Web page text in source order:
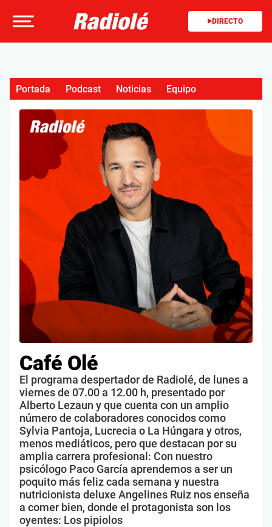
DIRECTO
Café Olé
El programa despertador de Radiolé, de lunes a
viernes de 07.00 a 12.00 h, presentado por
Alberto Lezaun y que cuenta con un amplio
número de colaboradores conocidos como
Sylvia Pantoja, Lucrecia o La Húngara y otros,
menos mediáticos, pero que destacan por su
amplia carrera profesional: Con nuestro
psicólogo Paco García aprendemos a ser un
poquito más feliz cada semana y nuestra
nutricionista deluxe Angelines Ruiz nos enseña
a comer bien, donde el protagonista son los
oyentes: Los pipiolos
Portada Podcast Noticias Equipo